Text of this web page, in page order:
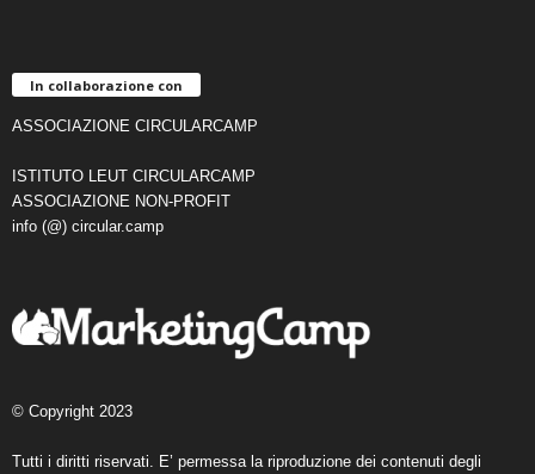
In collaborazione con
ASSOCIAZIONE CIRCULARCAMP
ISTITUTO LEUT CIRCULARCAMP
ASSOCIAZIONE NON-PROFIT
info (@) circular.camp
© Copyright 2023
Tutti i diritti riservati. E’ permessa la riproduzione dei contenuti degli